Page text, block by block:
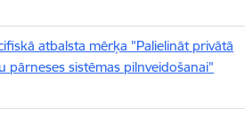
atbalsta mērķa "Palielināt privātā
pārneses sistēmas pilnveidošanai"